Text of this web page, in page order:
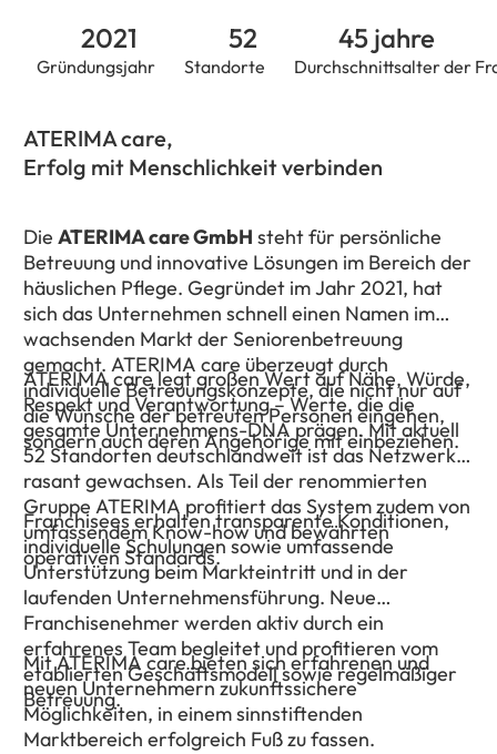
Gründungsjahr
2021
Standorte
52
Durchschnittsalter der
45 jahre
ATERIMA care,
Erfolg mit Menschlichkeit verbinden
Die ATERIMA care GmbH steht für persönliche
Betreuung und innovative Lösungen im Bereich der
häuslichen Pflege. Gegründet im Jahr 2021, hat
sich das Unternehmen schnell einen Namen im
wachsenden Markt der Seniorenbetreuung
gemacht. ATERIMA care überzeugt durch
individuelle Betreuungskonzepte, die nicht nur auf
die Wünsche der betreuten Personen eingehen,
sondern auch deren Angehörige mit einbeziehen.
ATERIMA care legt großen Wert auf Nähe, Würde,
Respekt und Verantwortung – Werte, die die
gesamte Unternehmens-DNA prägen. Mit aktuell
52 Standorten deutschlandweit ist das Netzwerk
rasant gewachsen. Als Teil der renommierten
Gruppe ATERIMA profitiert das System zudem von
umfassendem Know-how und bewährten
operativen Standards.
Franchisees erhalten transparente Konditionen,
individuelle Schulungen sowie umfassende
Unterstützung beim Markteintritt und in der
laufenden Unternehmensführung. Neue
Franchisenehmer werden aktiv durch ein
erfahrenes Team begleitet und profitieren vom
etablierten Geschäftsmodell sowie regelmäßiger
Betreuung.
Mit ATERIMA care bieten sich erfahrenen und
neuen Unternehmern zukunftssichere
Möglichkeiten, in einem sinnstiftenden
Marktbereich erfolgreich Fuß zu fassen.